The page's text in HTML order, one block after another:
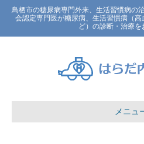
鳥栖市の糖尿病専門外来、生活習慣病の
会認定専門医が糖尿病、生活習慣病（
ど）の診断・治療を
メニュ